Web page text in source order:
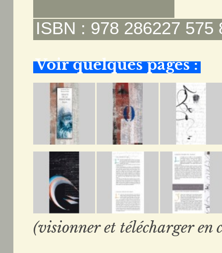
ISBN : 978 286227 575
Voir quelques pages :
(visionner et télécharger en